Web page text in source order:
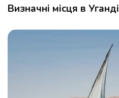
Визначні місця в Уганді